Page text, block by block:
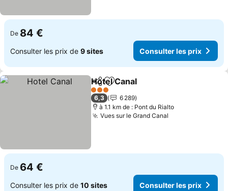
De 84 €
Consulter les prix de 9 sites Consulter les prix
PartagerAjouter à mes favoris
Hotel Canal
3 Étoiles
6,3
6 289
à 1.1 km de : Pont du Rialto
Vues sur le Grand Canal
De 64 €
Consulter les prix de 10 sites Consulter les prix